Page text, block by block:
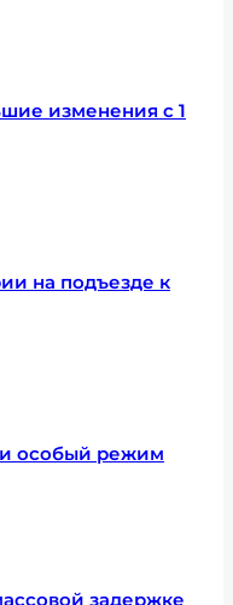
изменения с 1
на подъезде к
особый режим
задержке